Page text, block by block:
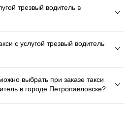
трезвый водитель в
с услугой трезвый водитель
выбрать при заказе такси
в городе Петропавловске?